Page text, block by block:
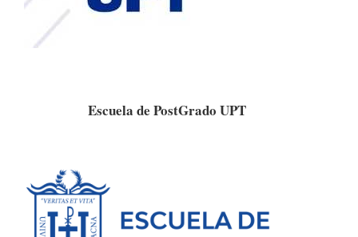
Escuela de PostGrado UPT